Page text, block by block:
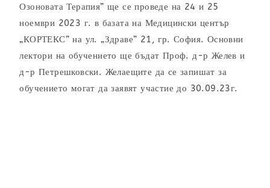
Озоновата Терапия” ще се проведе на 24 и 25
ноември 2023 г. в базата на Медицински център
„КОРТЕКС” на ул. „Здраве” 21, гр. София. Основни
лектори на обучението ще бъдат Проф. д-р Желев и
д-р Петрешковски. Желаещите да се запишат за
обучението могат да заявят участие до 30.09.23г.